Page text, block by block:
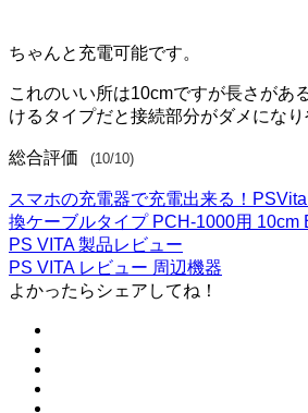
ちゃんと充電可能です。
これのいい所は10cmですが長さがあ
けるタイプだと接続部分がダメになり
総合評価 (10/10)
スマホの充電器で充電出来る！
換ケーブルタイプ PCH-1000用 10cm
PS VITA製品レビュー
PS VITA レビュー 周辺機器
よかったらシェアしてね！